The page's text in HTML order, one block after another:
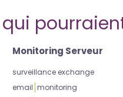
Monitoring Serveur
surveillance exchange
email monitoring